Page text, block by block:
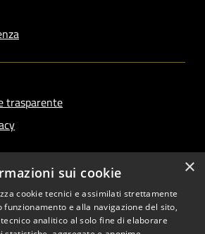
trasparente
×
sui cookie
cookie tecnici e assimilati strettamente
funzionamento e alla navigazione del sito,
analitico al solo fine di elaborare